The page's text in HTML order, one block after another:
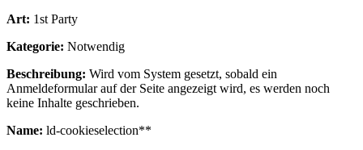
Art: 1st Party
Kategorie: Notwendig
Beschreibung: Wird vom System gesetzt, sobald ein
Anmeldeformular auf der Seite angezeigt wird, es werden noch
keine Inhalte geschrieben.
Name: ld-cookieselection**